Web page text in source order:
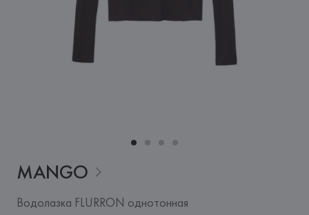
MANGO
Водолазка FLURRON однотонная